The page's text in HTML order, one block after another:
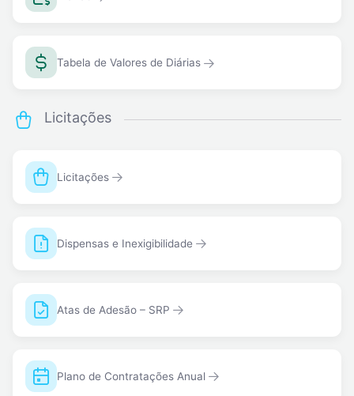
Tabela de Valores de Diárias
Licitações
Licitações
Dispensas e Inexigibilidade
Atas de Adesão – SRP
Plano de Contratações Anual